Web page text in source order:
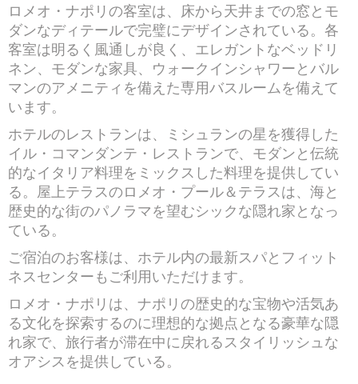
ロメオ・ナポリの客室は、床から天井までの窓とモ
ダンなディテールで完璧にデザインされている。各
客室は明るく風通しが良く、エレガントなベッドリ
ネン、モダンな家具、ウォークインシャワーとバル
マンのアメニティを備えた専用バスルームを備えて
います。
ホテルのレストランは、ミシュランの星を獲得した
イル・コマンダンテ・レストランで、モダンと伝統
的なイタリア料理をミックスした料理を提供してい
る。屋上テラスのロメオ・プール＆テラスは、海と
歴史的な街のパノラマを望むシックな隠れ家となっ
ている。
ご宿泊のお客様は、ホテル内の最新スパとフィット
ネスセンターもご利用いただけます。
ロメオ・ナポリは、ナポリの歴史的な宝物や活気あ
る文化を探索するのに理想的な拠点となる豪華な隠
れ家で、旅行者が滞在中に戻れるスタイリッシュな
オアシスを提供している。